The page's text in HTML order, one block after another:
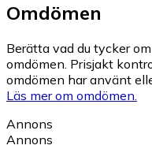
Omdömen
Berätta vad du tycker
omdömen. Prisjakt
omdömen har använt
Läs mer om omdömen.
Annons
Annons